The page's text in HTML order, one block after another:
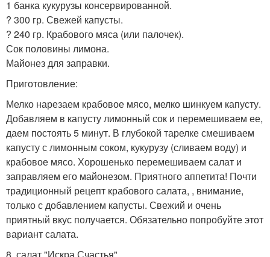
1 банка кукурузы консервированной.
? 300 гр. Свежей капусты.
? 240 гр. Крабового мяса (или палочек).
Сок половины лимона.
Майонез для заправки.
Приготовление:
Мелко нарезаем крабовое мясо, мелко шинкуем капусту.
Добавляем в капусту лимонный сок и перемешиваем ее,
даем постоять 5 минут. В глубокой тарелке смешиваем
капусту с лимонным соком, кукурузу (сливаем воду) и
крабовое мясо. Хорошенько перемешиваем салат и
заправляем его майонезом. Приятного аппетита! Почти
традиционный рецепт крабового салата, , внимание,
только с добавлением капусты. Свежий и очень
приятный вкус получается. Обязательно попробуйте этот
вариант салата.
8. салат "Искра Счастья".